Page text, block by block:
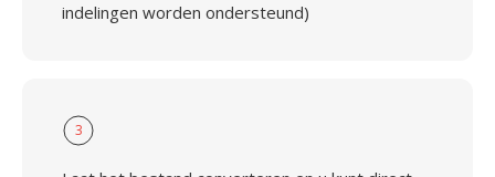
indelingen worden ondersteund)
3